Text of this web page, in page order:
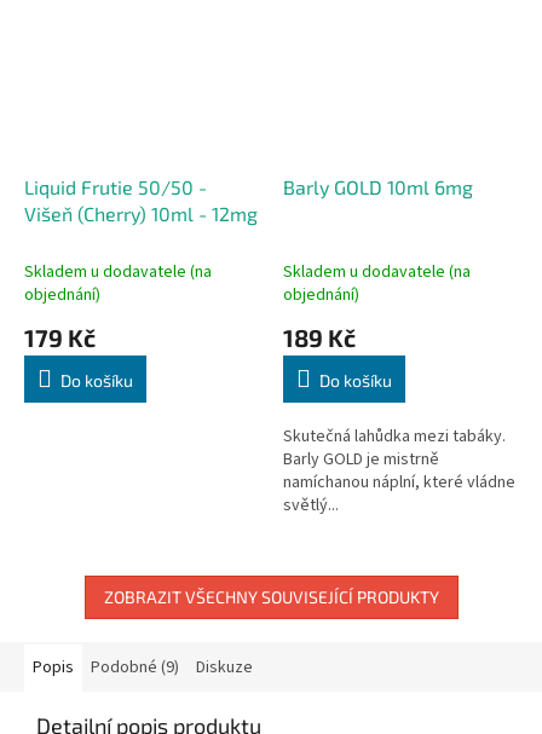
Liquid Frutie 50/50 -
Višeň (Cherry) 10ml - 12mg
Skladem u dodavatele (na
objednání)
179 Kč
Do košíku
Barly GOLD 10ml 6mg
Skladem u dodavatele (na
objednání)
189 Kč
Do košíku
Skutečná lahůdka mezi tabáky.
Barly GOLD je mistrně
namíchanou náplní, které vládne
světlý...
ZOBRAZIT VŠECHNY SOUVISEJÍCÍ PRODUKTY
Popis Podobné (9) Diskuze
Detailní popis produktu